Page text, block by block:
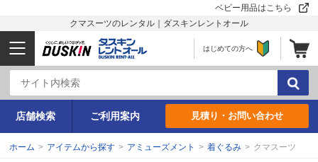
ベビー用品はこちら
クマスーツのレンタル｜ダスキンレントオール
はじめての方へ
店舗検索 ご利用案内 見積り・お問い合わせ
ホーム > アイテムから探す > アミューズメント > 着ぐるみ > クマスーツ